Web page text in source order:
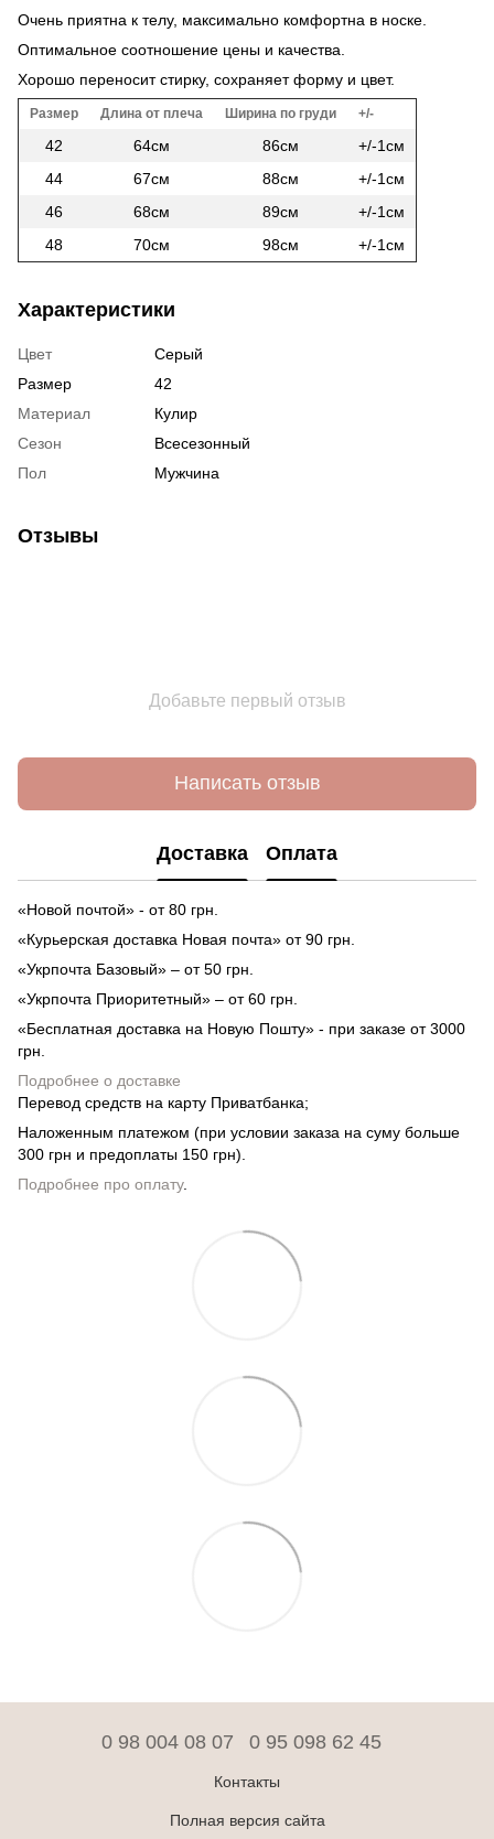
Очень приятна к телу, максимально комфортна в носке.
Оптимальное соотношение цены и качества.
Хорошо переносит стирку, сохраняет форму и цвет.
Размер Длина от плеча Ширина по груди +/-
42 64см 86см
+/-1см
44
67см 88см
+/-1см
46
68см 89см
+/-1см
48
70см 98см +/-1см
Характеристики
Цвет
Серый
Размер
42
Материал
Кулир
Сезон
Всесезонный
Пол
Мужчина
Отзывы
Добавьте первый отзыв
Написать отзыв
Доставка Оплата
«Новой почтой» - от 80 грн.
«Курьерская доставка Новая почта» от 90 грн.
«Укрпочта Базовый» – от 50 грн.
«Укрпочта Приоритетный» – от 60 грн.
«Бесплатная доставка на Новую Пошту» - при заказе от 3000
грн.
Подробнее о доставке
Перевод средств на карту Приватбанка;
Наложенным платежом (при условии заказа на суму больше
300 грн и предоплаты 150 грн).
Подробнее про оплату.
0 98 004 08 07 0 95 098 62 45
Контакты
Полная версия сайта